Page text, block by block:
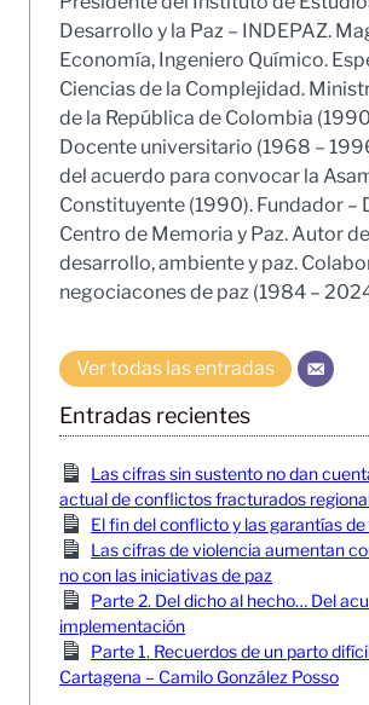
Desarrollo y la Paz – INDEPAZ.
Economía, Ingeniero Químico.
Ciencias de la Complejidad.
de la República de Colombia
Docente universitario (1968 –
del acuerdo para convocar la
Constituyente (1990). Fundador –
Centro de Memoria y Paz. Autor
desarrollo, ambiente y paz.
negociacones de paz (1984 –
Ver todas las entradas
Entradas recientes
Las cifras sin sustento no dan
actual de conflictos fracturados
El fin del conflicto y las garantías
Las cifras de violencia aumentan
no con las iniciativas de paz
Parte 2. Del dicho al hecho… Del
implementación
Parte 1. Recuerdos de un parto
Cartagena – Camilo González Posso